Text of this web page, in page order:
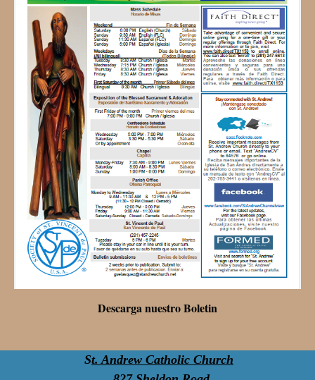
Descarga nuestro Boletin
St. Andrew Catholic Church